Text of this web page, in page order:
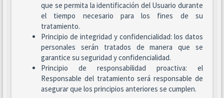
que se permita la identificación del Usuario durante
el tiempo necesario para los fines de su
tratamiento.
Principio de integridad y confidencialidad: los datos
personales serán tratados de manera que se
garantice su seguridad y confidencialidad.
Principio de responsabilidad proactiva: el
Responsable del tratamiento será responsable de
asegurar que los principios anteriores se cumplen.